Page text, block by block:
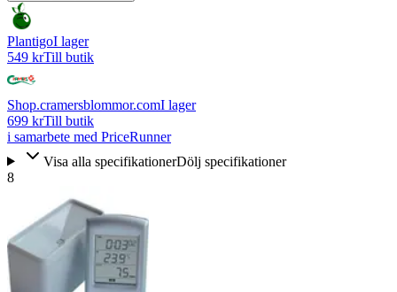
PlantigoI lager
549 krTill butik
Shop.cramersblommor.comI lager
699 krTill butik
i samarbete med PriceRunner
Visa alla specifikationerDölj specifikationer
8